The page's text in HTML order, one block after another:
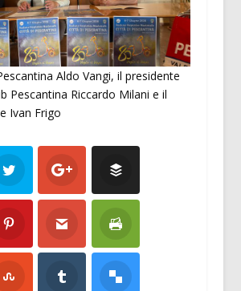
Aldo Vangi, il presidente
Pescantina Riccardo Milani e il
Ivan Frigo